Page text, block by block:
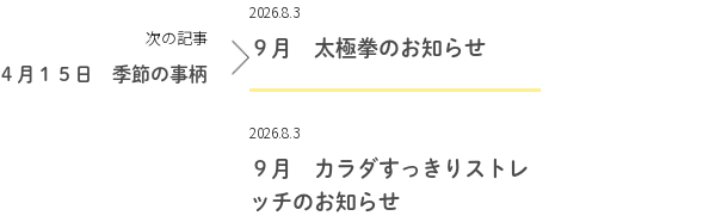
次の記事
４月１５日 季節の事柄
2026.8.3
９月 太極拳のお知らせ
2026.8.3
９月 カラダすっきりストレ
ッチのお知らせ